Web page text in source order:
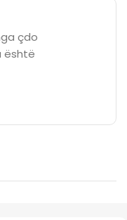
çdo
është